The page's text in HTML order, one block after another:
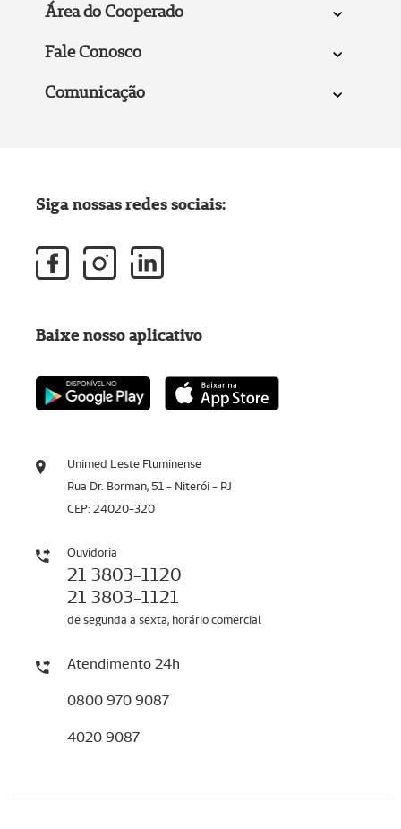
Área do Cooperado
Fale Conosco
Comunicação
Unimed Leste Fluminense
Rua Dr. Borman, 51 - Niterói - RJ
CEP: 24020-320
Ouvidoria
21 3803-1120
21 3803-1121
de segunda a sexta, horário comercial
Atendimento 24h
0800 970 9087
4020 9087
Siga nossas redes sociais:
Baixe nosso aplicativo